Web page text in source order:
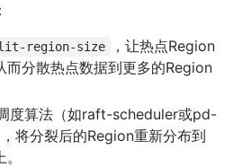
：
region-size
，让热点Region
而分散热点数据到更多的Region
度算法（如raft-scheduler或pd-
将分裂后的Region重新分布到